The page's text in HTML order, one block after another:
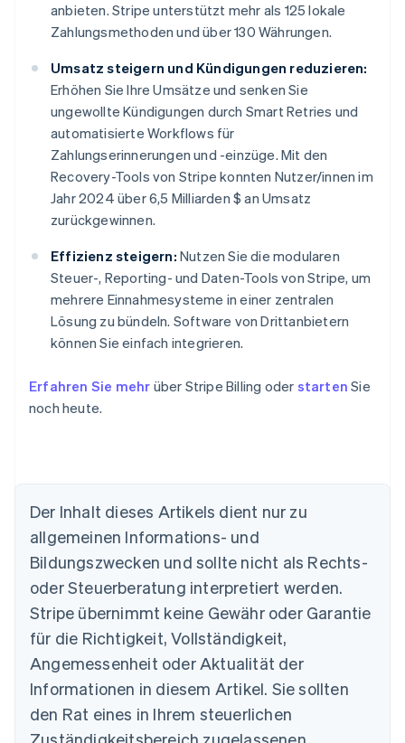
anbieten. Stripe unterstützt mehr als 125 lokale
Zahlungsmethoden und über 130 Währungen.
Umsatz steigern und Kündigungen reduzieren:
Erhöhen Sie Ihre Umsätze und senken Sie
ungewollte Kündigungen durch Smart Retries und
automatisierte Workflows für
Zahlungserinnerungen und -einzüge. Mit den
Recovery-Tools von Stripe konnten Nutzer/innen im
Jahr 2024 über 6,5 Milliarden $ an Umsatz
zurückgewinnen.
Effizienz steigern: Nutzen Sie die modularen
Steuer-, Reporting- und Daten-Tools von Stripe, um
mehrere Einnahmesysteme in einer zentralen
Lösung zu bündeln. Software von Drittanbietern
können Sie einfach integrieren.
Erfahren Sie mehr über Stripe Billing oder starten Sie
noch heute.
Der Inhalt dieses Artikels dient nur zu
allgemeinen Informations- und
Bildungszwecken und sollte nicht als Rechts-
oder Steuerberatung interpretiert werden.
Stripe übernimmt keine Gewähr oder Garantie
für die Richtigkeit, Vollständigkeit,
Angemessenheit oder Aktualität der
Informationen in diesem Artikel. Sie sollten
den Rat eines in Ihrem steuerlichen
Australien
English
Belgien
Nederlands Français Deutsch English
Brasilien
PortuguêsEnglish
English
Dänemark
English
Deutschland